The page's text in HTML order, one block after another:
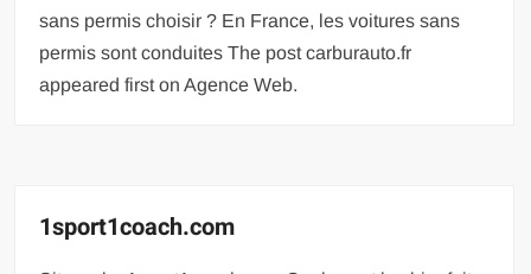
sans permis choisir ? En France, les voitures sans
permis sont conduites The post carburauto.fr
appeared first on Agence Web.
1sport1coach.com